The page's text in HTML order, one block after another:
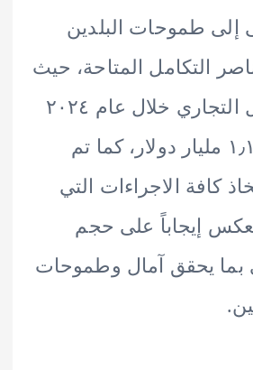
البلدين
المتاحة، حيث
بلغ حجم التبادل التجاري خلال عام ٢٠٢٤
١٫١٥ مليار دولار، كما تم
الاجراءات التي
على حجم
آمال وطموحات